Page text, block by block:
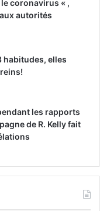
coronavirus « ,
autorités
habitudes, elles
les rapports
de R. Kelly fait